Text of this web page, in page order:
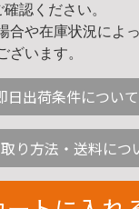
確認ください。
合や在庫状況によ
ざいます。
日出荷条件について
り方法・送料につ